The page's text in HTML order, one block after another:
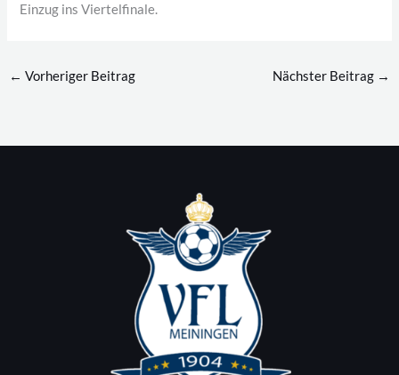
Einzug ins Viertelfinale.
← Vorheriger Beitrag Nächster Beitrag →